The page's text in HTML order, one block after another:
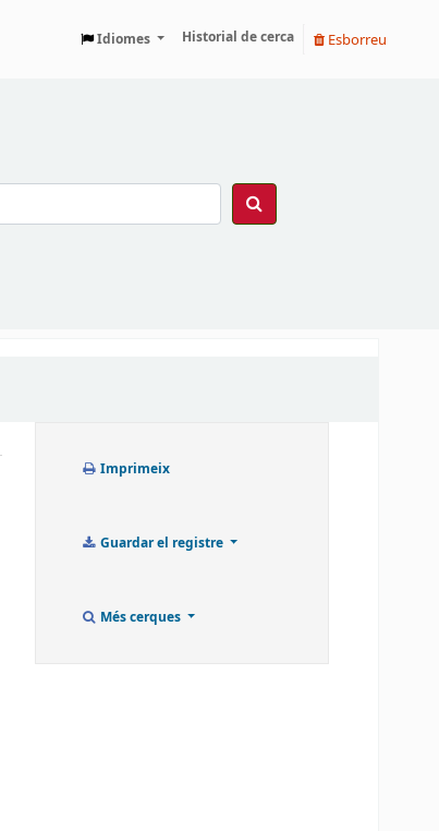
Idiomes Historial de cerca Esborreu
Imprimeix
Guardar el registre
Més cerques